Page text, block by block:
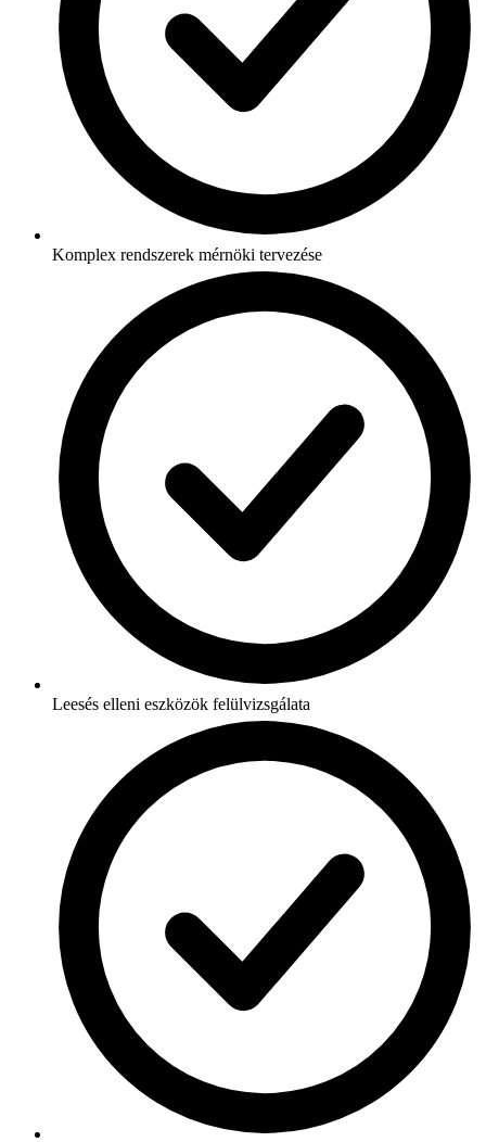
Komplex rendszerek mérnöki tervezése
Leesés elleni eszközök felülvizsgálata